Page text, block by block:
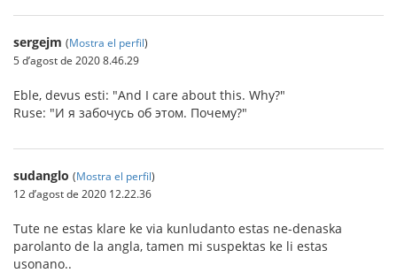
sergejm (Mostra el perfil)
5 d’agost de 2020 8.46.29
Eble, devus esti: "And I care about this. Why?"
Ruse: "И я забочусь об этом. Почему?"
sudanglo (Mostra el perfil)
12 d’agost de 2020 12.22.36
Tute ne estas klare ke via kunludanto estas ne-denaska
parolanto de la angla, tamen mi suspektas ke li estas
usonano..